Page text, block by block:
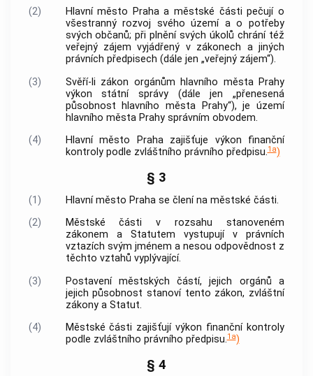
(2)
Hlavní město Prahaa městské části pečují o
všestranný rozvoj svého území a o potřeby
svých občanů; při plnění svých úkolů chrání též
veřejný zájem vyjádřený v zákonech a jiných
právních předpisech (dále jen „veřejný zájem“).
(3)
Svěří-li zákon orgánům hlavního města Prahy
výkon státní správy (dále jen „přenesená
působnost
hlavního města Prahy“), je území
hlavního města Prahysprávním obvodem.
(4)
Hlavní město Prahazajišťuje výkon finanční
kontroly podle zvláštního právního předpisu.1a)
§ 3
(1) Hlavní město Prahase člení na městské části.
(2)
Městské části v rozsahu stanoveném
zákonem a Statutem vystupují v právních
vztazích svým jménem a nesou odpovědnost z
těchto vztahů vyplývající.
(3)
Postavení městských částí, jejich orgánů a
jejich působnost stanoví tento zákon, zvláštní
zákony a Statut.
(4)
Městské části zajišťují výkon finanční kontroly
podle zvláštního právního předpisu.1a)
§ 4